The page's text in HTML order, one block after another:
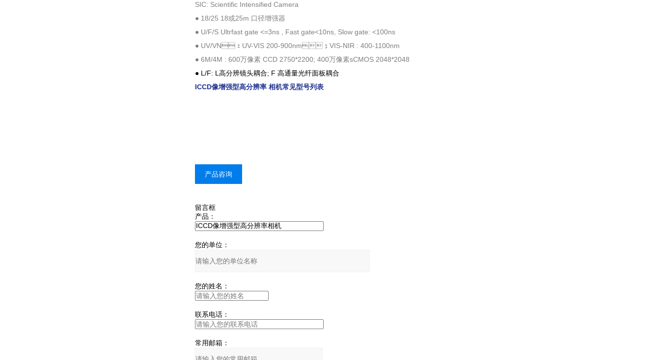
SIC: Scientific Intensified Camera
● 18/25 18或25m 口径增强器
● U/F/S Ultrfast gate <=3ns , Fast gate<10ns, Slow gate: <100ns
● UV/VN：UV-VIS 200-900nm；VIS-NIR : 400-1100nm
● 6M/4M : 600万像素 CCD 2750*2200; 400万像素sCMOS 2048*2048
● L/F: L高分辨镜头耦合; F 高通量光纤面板耦合
ICCD像增强型高分辨率 相机常见型号列表
产品咨询
留言框
产品：
您的单位：
您的姓名：
联系电话：
常用邮箱：